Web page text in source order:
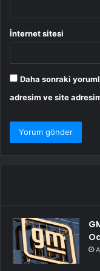
İnternet sitesi
Daha sonraki
adresim ve site